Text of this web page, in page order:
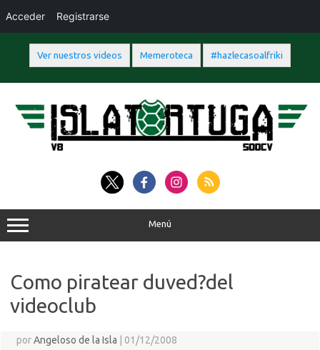
Ver nuestros videos Memeroteca #hazlecasoalfriki
contenido
Menú
Como piratear duved?del
videoclub
porAngeloso de la Isla 01/12/2008
Acceder Registrarse